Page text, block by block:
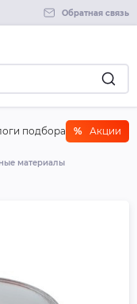
Обратная связь
подбора % Акции
материалы